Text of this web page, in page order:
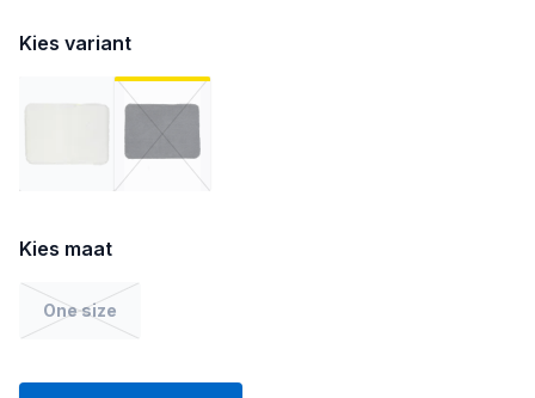
Kies variant
Kies maat
One size